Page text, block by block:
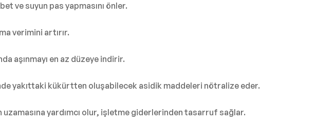
ve suyun pas yapmasını önler.
verimini artırır.
aşınmayı en az düzeye indirir.
yakıttaki kükürtten oluşabilecek asidik maddeleri nötralize eder.
uzamasına yardımcı olur, işletme giderlerinden tasarruf sağlar.